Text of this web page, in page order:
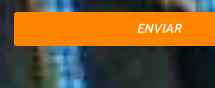
ENVIAR